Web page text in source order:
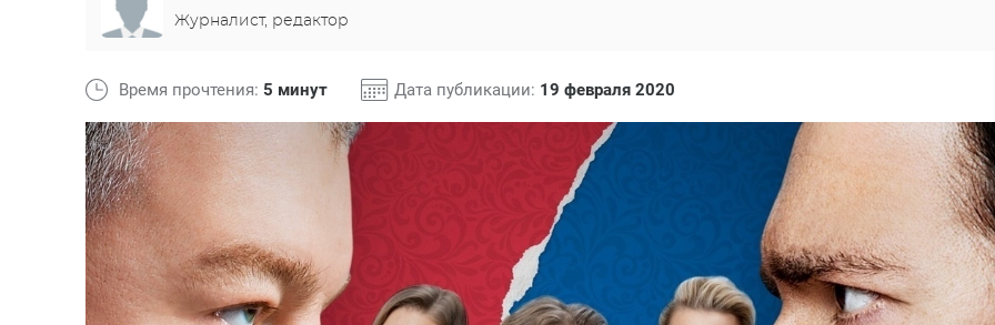
Журналист, редактор
Время прочтения: 5 минут Дата публикации: 19 февраля 2020